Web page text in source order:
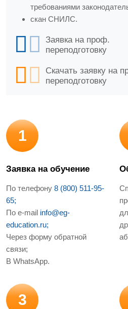
требованиями
скан СНИЛС.
Заявка на проф.
переподготовку
Скачать заявку на
переподготовку
1
Заявка на обучение
По телефону 8 (800) 511-95-
65;
По e-mail info@eg-
education.ru;
Через форму обратной
связи;
В WhatsApp.
3